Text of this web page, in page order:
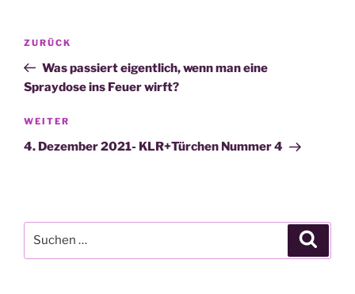
Beitragsnavigation
Vorheriger
Beitrag
ZURÜCK
Was passiert eigentlich, wenn man eine
Spraydose ins Feuer wirft?
Nächster
Beitrag
WEITER
4. Dezember 2021- KLR+Türchen Nummer 4
nach: